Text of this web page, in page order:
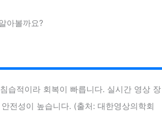
아볼까요?
습적이라 회복이 빠릅니다. 실시간 영상 장
전성이 높습니다. (출처: 대한영상의학회